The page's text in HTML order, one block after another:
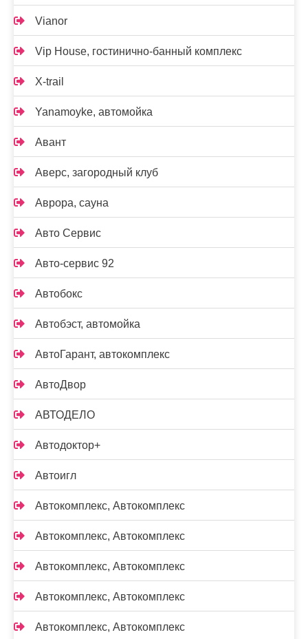
Vianor
Vip House, гостинично-банный комплекс
X-trail
Yanamoyke, автомойка
Авант
Аверс, загородный клуб
Аврора, сауна
Авто Сервис
Авто-сервис 92
Автобокс
Автобэст, автомойка
АвтоГарант, автокомплекс
АвтоДвор
АВТОДЕЛО
Автодоктор+
Автоигл
Автокомплекс, Автокомплекс
Автокомплекс, Автокомплекс
Автокомплекс, Автокомплекс
Автокомплекс, Автокомплекс
Автокомплекс, Автокомплекс